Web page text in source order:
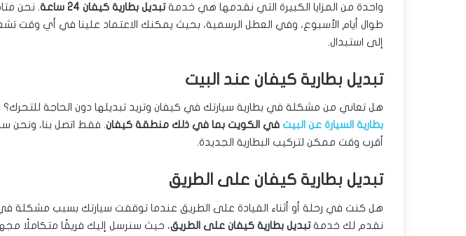
واحدة من المزايا الكبيرة التي نقدمها هي خدمةتبديل بطارية كيفان 24 ساعة
. نحن
طوال أيام الأسبوع، وفي العطل الرسمية، بحيث يمكنك الاعتماد علينا في أي وقت
إلى استبدال.
تبديل بطارية كيفان عند البيت
هل تعاني من مشكلة في بطارية سيارتك في كيفان وتريد تبديلها دون الحاجة
بطارية السيارة عن البيت في الكويت بما في ذلك منطقة كيفان. فقط اتصل بنا،
أقرب وقت ممكن لتركيب البطارية الجديدة.
تبديل بطارية كيفان على الطريق
هل كنت في رحلة أو أثناء القيادة على الطريق عندما توقفت سيارتك بسبب مشكلة في
نقدم لك خدمةتبديل بطارية كيفان على الطريق، حيث سنرسل إليك فريقًا متكاملًا